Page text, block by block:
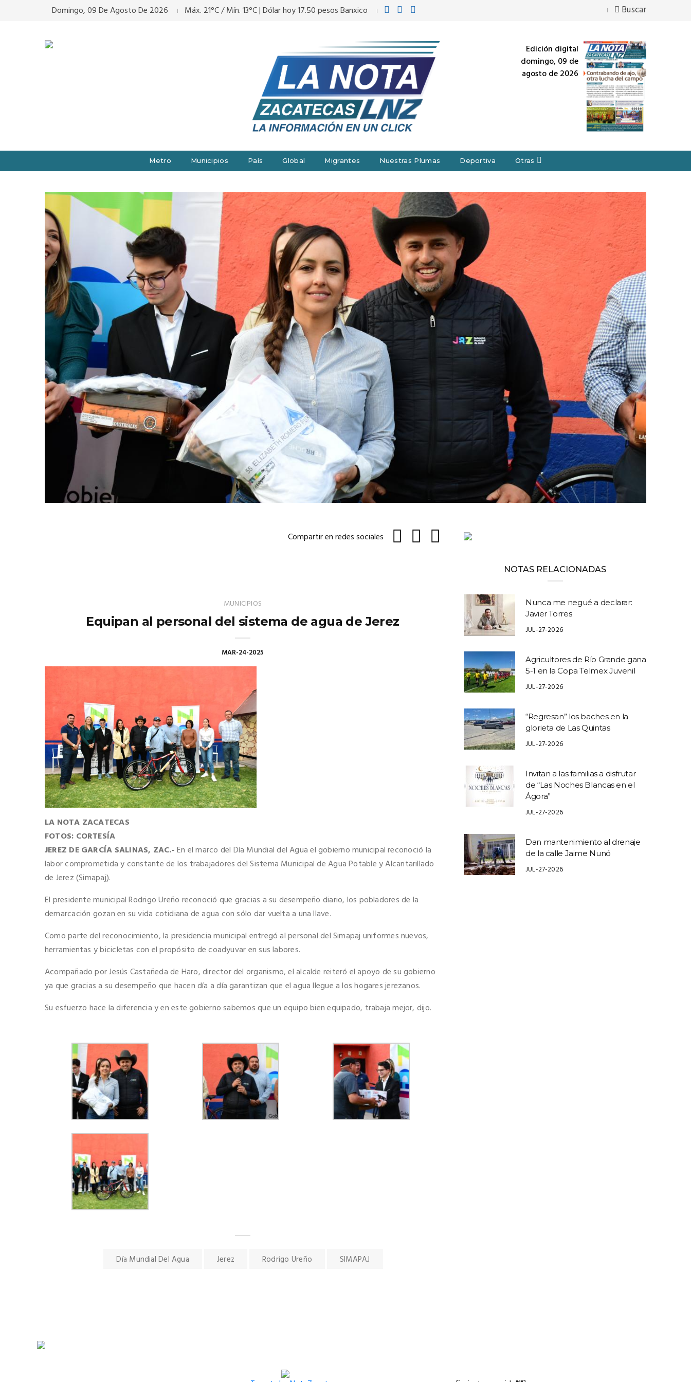
Domingo, 09 De Agosto De 2026 Máx. 21°C / Mín. 13°C | Dólar hoy 17.50 pesos Banxico Buscar
Edición digital
domingo, 09 de
agosto de 2026
Metro Municipios País Global Migrantes Nuestras Plumas Deportiva Otras
Compartir en redes sociales
MUNICIPIOS
Equipan al personal del sistema de agua de Jerez
MAR-24-2025
LA NOTA ZACATECAS
FOTOS: CORTESÍA
JEREZ DE GARCÍA SALINAS, ZAC.-En el marco del Día Mundial del Agua el gobierno municipal reconoció la
labor comprometida y constante de los trabajadores del Sistema Municipal de Agua Potable y Alcantarillado
de Jerez (Simapaj).
El presidente municipal Rodrigo Ureño reconoció que gracias a su desempeño diario, los pobladores de la
demarcación gozan en su vida cotidiana de agua con sólo dar vuelta a una llave.
Como parte del reconocimiento, la presidencia municipal entregó al personal del Simapaj uniformes nuevos,
herramientas y bicicletas con el propósito de coadyuvar en sus labores.
Acompañado por Jesús Castañeda de Haro, director del organismo, el alcalde reiteró el apoyo de su gobierno
ya que gracias a su desempeño que hacen día a día garantizan que el agua llegue a los hogares jerezanos.
Su esfuerzo hace la diferencia y en este gobierno sabemos que un equipo bien equipado, trabaja mejor, dijo.
Día Mundial Del Agua Jerez Rodrigo Ureño SIMAPAJ
NOTAS RELACIONADAS
Nunca me negué a declarar:
Javier Torres
JUL-27-2026
Agricultores de Río Grande gana
5-1 en la Copa Telmex Juvenil
JUL-27-2026
“Regresan” los baches en la
glorieta de Las Quintas
JUL-27-2026
Invitan a las familias a disfrutar
de “Las Noches Blancas en el
Ágora”
JUL-27-2026
Dan mantenimiento al drenaje
de la calle Jaime Nunó
JUL-27-2026